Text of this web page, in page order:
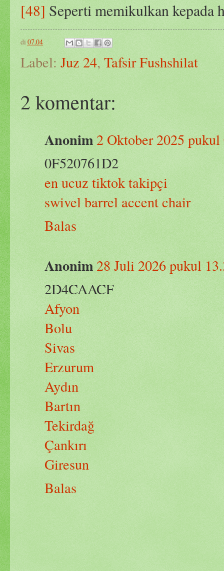
[48] Seperti memikulkan kepada
di 07.04
Label: Juz 24, Tafsir Fushshilat
2 komentar:
Anonim 2 Oktober 2025 pukul
0F520761D2
en ucuz tiktok takipçi
swivel barrel accent chair
Balas
Anonim 28 Juli 2026 pukul
2D4CAACF
Afyon
Bolu
Sivas
Erzurum
Aydın
Bartın
Tekirdağ
Çankırı
Giresun
Balas